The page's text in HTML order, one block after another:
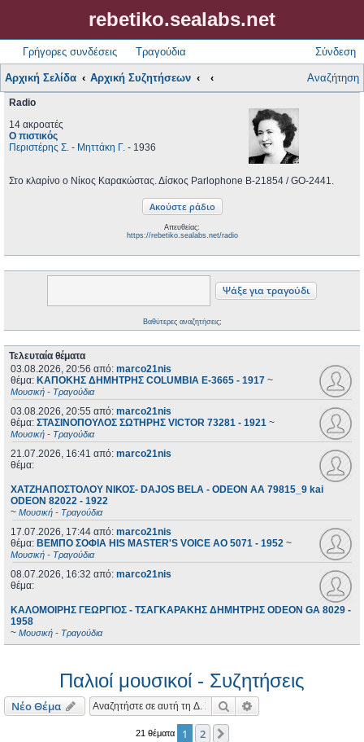
rebetiko.sealabs.net
Γρήγορες συνδέσεις Τραγούδια Σύνδεση
Αρχική Σελίδα Αρχική Συζητήσεων Αναζήτηση
Radio
14 ακροατές
Ο πιστικός
Περιστέρης Σ. - Μηττάκη Γ. - 1936
Στο κλαρίνο ο Νίκος Καρακώστας. Δίσκος Parlophone B-21854 / GO-2441.
Απευθείας:
https://rebetiko.sealabs.net/radio
Βαθύτερες αναζητήσεις;
Τελευταία θέματα
03.08.2026, 20:56 από: marco21nis
θέμα: ΚΑΠΟΚΗΣ ΔΗΜΗΤΡΗΣ COLUMBIA E-3665 - 1917 ~
Μουσική - Τραγούδια
03.08.2026, 20:55 από: marco21nis
θέμα: ΣΤΑΣΙΝΟΠΟΥΛΟΣ ΣΩΤΗΡΗΣ VICTOR 73281 - 1921 ~
Μουσική - Τραγούδια
21.07.2026, 16:41 από: marco21nis
θέμα:
ΧΑΤΖΗΑΠΟΣΤΟΛΟΥ ΝΙΚΟΣ- DAJOS BELA - ODEON AA 79815_9 kai
ODEON 82022 - 1922
~ Μουσική - Τραγούδια
17.07.2026, 17:44 από: marco21nis
θέμα: ΒΕΜΠΟ ΣΟΦΙΑ HIS MASTER'S VOICE AO 5071 - 1952 ~
Μουσική - Τραγούδια
08.07.2026, 16:32 από: marco21nis
θέμα:
ΚΑΛΟΜΟΙΡΗΣ ΓΕΩΡΓΙΟΣ - ΤΣΑΓΚΑΡΑΚΗΣ ΔΗΜΗΤΡΗΣ ODEON GA 8029 -
1958
~ Μουσική - Τραγούδια
Παλιοί μουσικοί - Συζητήσεις
Νέο Θέμα Αναζήτηση
21 θέματα 1 2